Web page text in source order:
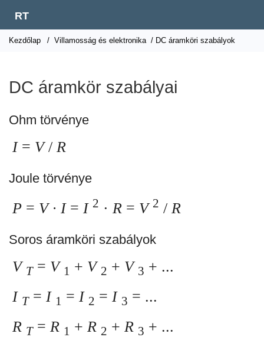
RT
Kezdőlap / Villamosság és elektronika / DC áramköri szabályok
DC áramkör szabályai
Ohm törvénye
I= V/ R
Joule törvénye
P = V · I= I 2 · R = V 2 / R
Soros áramköri szabályok
V T= V 1 + V 2 + V 3 + ...
I T= I 1 = I 2 = I 3 = ...
R T= R 1 + R 2 + R 3 + ...